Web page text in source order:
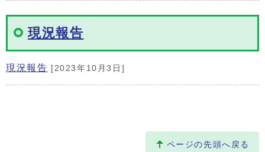
現況報告
現況報告 [2023年10月3日]
ページの先頭へ戻る